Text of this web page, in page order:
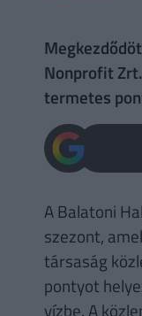
Nonprofit
termetes
A Balatoni
szezont,
társaság
pontyot
vízbe. A